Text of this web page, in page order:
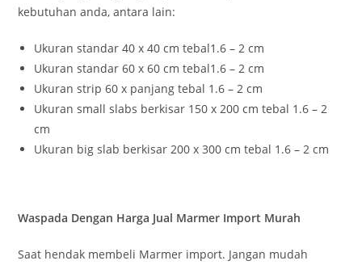
kebutuhan anda, antara lain:
Ukuran standar 40 x 40 cm tebal1.6 – 2 cm
Ukuran standar 60 x 60 cm tebal1.6 – 2 cm
Ukuran strip 60 x panjang tebal 1.6 – 2 cm
Ukuran small slabs berkisar 150 x 200 cm tebal 1.6 – 2
cm
Ukuran big slab berkisar 200 x 300 cm tebal 1.6 – 2 cm
Waspada Dengan Harga Jual Marmer Import Murah
Saat hendak membeli Marmer import. Jangan mudah